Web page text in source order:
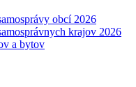
obcí 2026
krajov 2026
a bytov